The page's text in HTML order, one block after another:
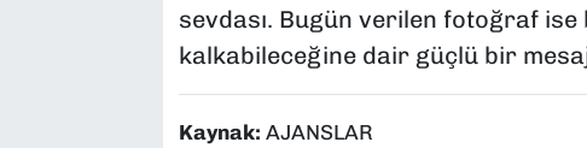
sevdası. Bugün verilen fotoğraf ise
kalkabileceğine dair güçlü bir
Kaynak: AJANSLAR